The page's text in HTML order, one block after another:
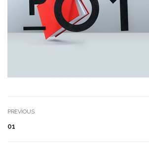
PREVIOUS
01